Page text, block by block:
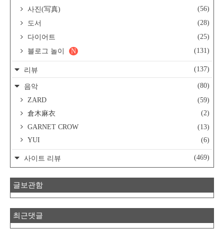
사진(写真)
(56)
도서
(28)
다이어트
(25)
블로그 놀이
(131)
N
리뷰 (137)
음악
(80)
ZARD
(59)
倉木麻衣
(2)
GARNET CROW
(13)
YUI
(6)
사이트 리뷰 (469)
글보관함
최근댓글